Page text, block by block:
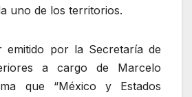
uno de los territorios.
emitido por la Secretaría de
a cargo de Marcelo
que “México y Estados